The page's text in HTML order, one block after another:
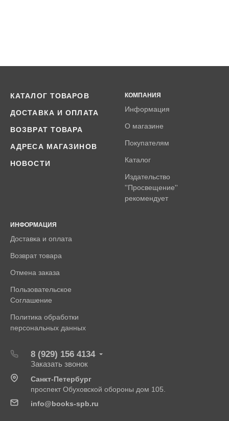
КАТАЛОГ ТОВАРОВ
ДОСТАВКА И ОПЛАТА
ВОЗВРАТ ТОВАРА
АДРЕСА МАГАЗИНОВ
НОВОСТИ
КОМПАНИЯ
Информация
О магазине
Покупателям
Каталог
Издательство
''Просвещение''
рекомендует
ИНФОРМАЦИЯ
Доставка и оплата
Возврат товара
Отмена заказа
Пользовательское
Соглашение
Политика обработки
персональных данных
8 (929) 156 4134
Заказать звонок
Санкт-Петербург
проспект Обуховской обороны дом 105.
info@books-spb.ru